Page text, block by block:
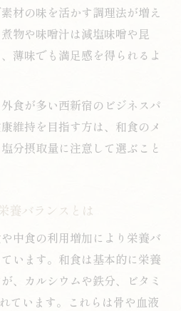
材の味を活かす調理法が増え
物や味噌汁は減塩味噌や昆
薄味でも満足感を得られるよ
食が多い西新宿のビジネスパ
維持を目指す方は、和食のメ
分摂取量に注意して選ぶこと
養バランスとは
中食の利用増加により栄養バ
います。和食は基本的に栄養
、カルシウムや鉄分、ビタミ
ています。これらは骨や血液